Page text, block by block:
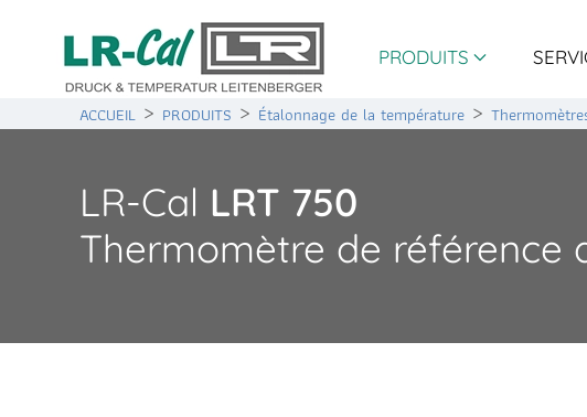
PRODUITS
ACCUEIL PRODUITS Étalonnage de la température
LR-Cal LRT 750
Thermomètre de référence